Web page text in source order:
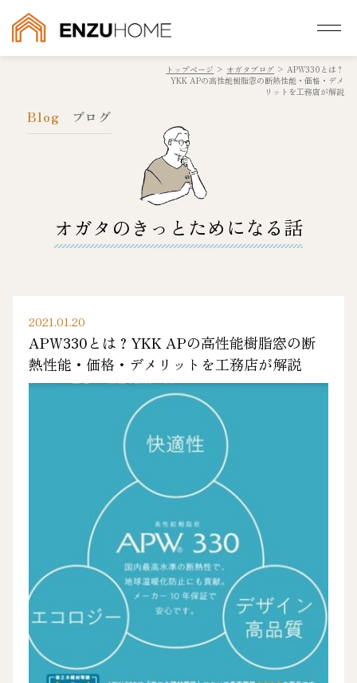
トップページ > オガタブログ >APW330とは？
YKK APの高性能樹脂窓の断熱性能・価格・デメ
リットを工務店が解説
Blog ブログ
オガタのきっとためになる話
2021.01.20
APW330とは？YKK APの高性能樹脂窓の断
熱性能・価格・デメリットを工務店が解説